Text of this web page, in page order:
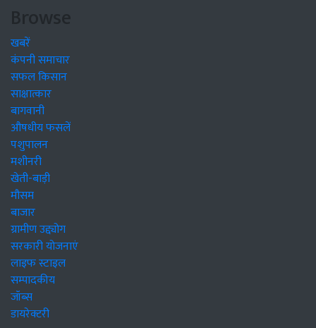
Browse
खबरें
कंपनी समाचार
सफल किसान
साक्षात्कार
बागवानी
औषधीय फसलें
पशुपालन
मशीनरी
खेती-बाड़ी
मौसम
बाजार
ग्रामीण उद्द्योग
सरकारी योजनाएं
लाइफ स्टाइल
सम्पादकीय
जॉब्स
डायरेक्टरी